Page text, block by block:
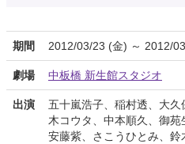
期間 2012/03/23 (金) ～ 2012/
劇場 中板橋 新生館スタジオ
出演
五十嵐浩子、稲村透、大
木コウタ、中本順久、御苑
安藤紫、さこうひとみ、